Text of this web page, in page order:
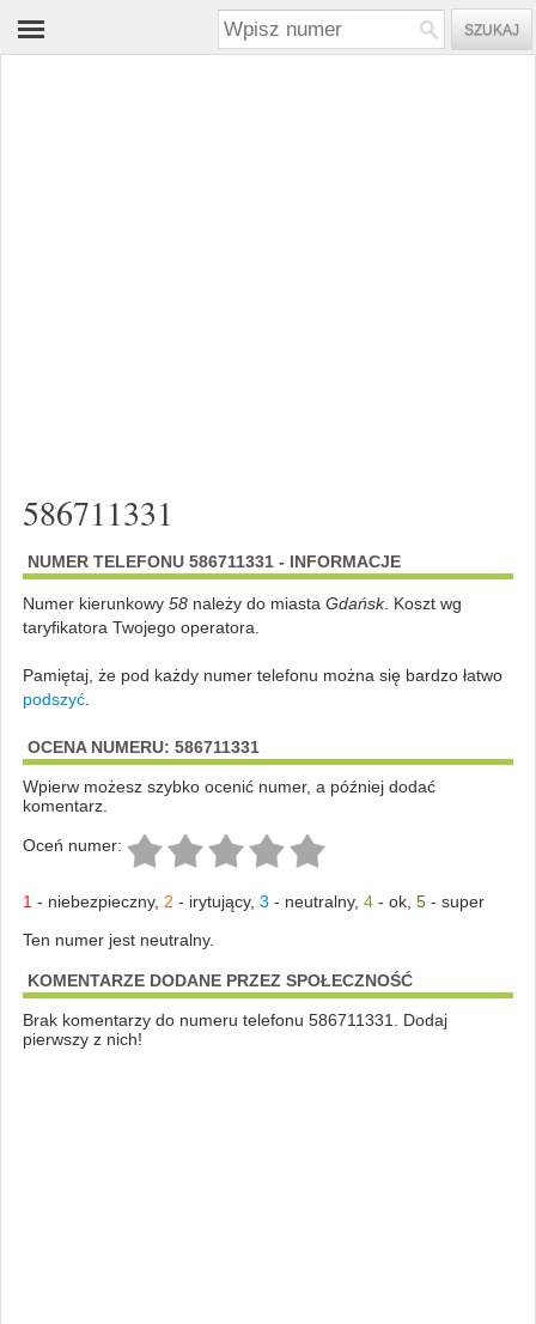
586711331
NUMER TELEFONU 586711331 - INFORMACJE
Numer kierunkowy 58należy do miasta Gdańsk. Koszt wg
taryfikatora Twojego operatora.
Pamiętaj, że pod każdy numer telefonu można się bardzo łatwo
podszyć.
OCENA NUMERU: 586711331
Wpierw możesz szybko ocenić numer, a później dodać
komentarz.
Oceń numer:
1 - niebezpieczny, 2 - irytujący, 3 - neutralny, 4- ok, 5- super
Ten numer jest neutralny.
KOMENTARZE DODANE PRZEZ SPOŁECZNOŚĆ
Brak komentarzy do numeru telefonu 586711331. Dodaj
pierwszy z nich!